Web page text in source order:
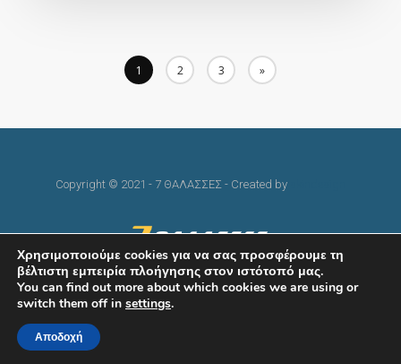
1 2 3 »
Copyright © 2021 - 7 ΘΑΛΑΣΣΕΣ - Created by
Χρησιμοποιούμε cookies για να σας προσφέρουμε τη
βέλτιστη εμπειρία πλοήγησης στον ιστότοπό μας.
You can find out more about which cookies we are using or
switch them off in settings.
Αποδοχή